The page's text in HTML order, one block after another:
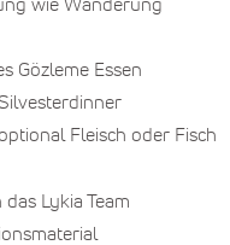
wie Wanderung
Gözleme Essen
Fleisch oder Fisch
Lykia Team